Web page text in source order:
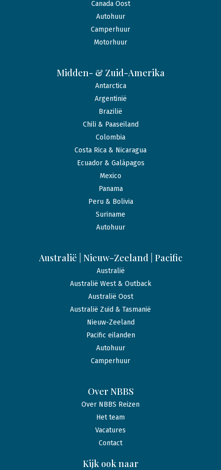
Canada Oost
Autohuur
Camperhuur
Motorhuur
Midden- & Zuid-Amerika
Antarctica
Argentinië
Brazilië
Chili & Paaseiland
Colombia
Costa Rica & Nicaragua
Ecuador & Galápagos
Mexico
Panama
Peru & Bolivia
Suriname
Autohuur
Australië | Nieuw-Zeeland | Pacific
Australië
Australië West & Outback
Australië Oost
Australië Zuid & Tasmanië
Nieuw-Zeeland
Pacific eilanden
Autohuur
Camperhuur
Over NBBS
Over NBBS Reizen
Het team
Vacatures
Contact
Kijk ook naar